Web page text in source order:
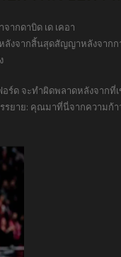
ากดาบิด เด เคอา
งจากสิ้นสุดสัญญาหลังจาก
อร์ด จะทำผิดพลาดหลังจา
รรยาย: คุณมาที่นี่จากควา